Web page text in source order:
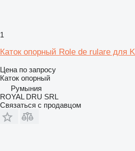
1
Каток опорный Role de rulare для
Цена по запросу
Каток опорный
Румыния
ROYAL DRU SRL
Связаться с продавцом